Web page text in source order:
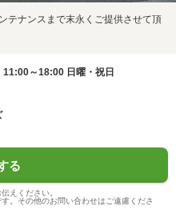
テナンスまで末永くご提供させて頂
～18:00 日曜・祝日
る
えください。
。その他のお問い合わせはご遠慮くださ